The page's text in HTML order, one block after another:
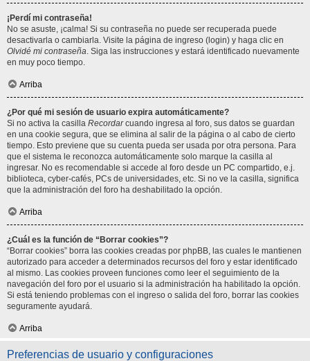
¡Perdí mi contraseña!
No se asuste, ¡calma! Si su contraseña no puede ser recuperada puede
desactivarla o cambiarla. Visite la página de ingreso (login) y haga clic en
Olvidé mi contraseña. Siga las instrucciones y estará identificado nuevamente
en muy poco tiempo.
Arriba
¿Por qué mi sesión de usuario expira automáticamente?
Si no activa la casilla Recordarcuando ingresa al foro, sus datos se guardan
en una cookie segura, que se elimina al salir de la página o al cabo de cierto
tiempo. Esto previene que su cuenta pueda ser usada por otra persona. Para
que el sistema le reconozca automáticamente solo marque la casilla al
ingresar. No es recomendable si accede al foro desde un PC compartido, e.j.
biblioteca, cyber-cafés, PCs de universidades, etc. Si no ve la casilla, significa
que la administración del foro ha deshabilitado la opción.
Arriba
¿Cuál es la función de “Borrar cookies”?
“Borrar cookies” borra las cookies creadas por phpBB, las cuales le mantienen
autorizado para acceder a determinados recursos del foro y estar identificado
al mismo. Las cookies proveen funciones como leer el seguimiento de la
navegación del foro por el usuario si la administración ha habilitado la opción.
Si está teniendo problemas con el ingreso o salida del foro, borrar las cookies
seguramente ayudará.
Arriba
Preferencias de usuario y configuraciones